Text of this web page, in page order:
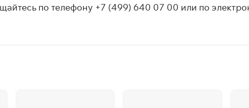
по телефону +7 (499) 640 07 00 или по